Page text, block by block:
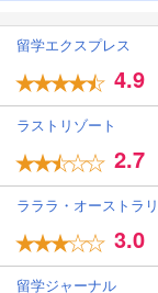
留学エクスプレス
4.9
ラストリゾート
2.7
ラララ・オーストラ
3.0
留学ジャーナル